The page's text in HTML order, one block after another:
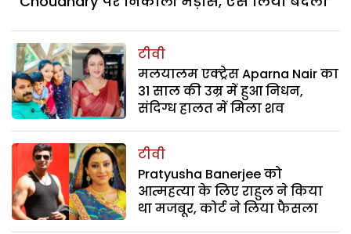
टीवी
मलयालम एक्ट्रेस Aparna Nair का
31 साल की उम्र में हुआ निधन,
संदिग्ध हालत में मिला शव
टीवी
Pratyusha Banerjee को
आत्महत्या के लिए राहुल ने किया
था मजबूर, कोर्ट ने लिया फैसला